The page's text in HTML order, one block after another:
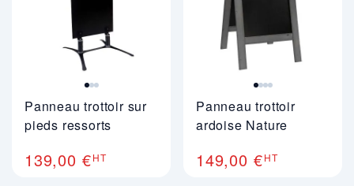
Panneau trottoir sur
pieds ressorts
139,00 €HT
Panneau trottoir
ardoise Nature
149,00 €HT